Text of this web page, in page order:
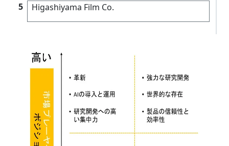
5 Higashiyama Film Co.